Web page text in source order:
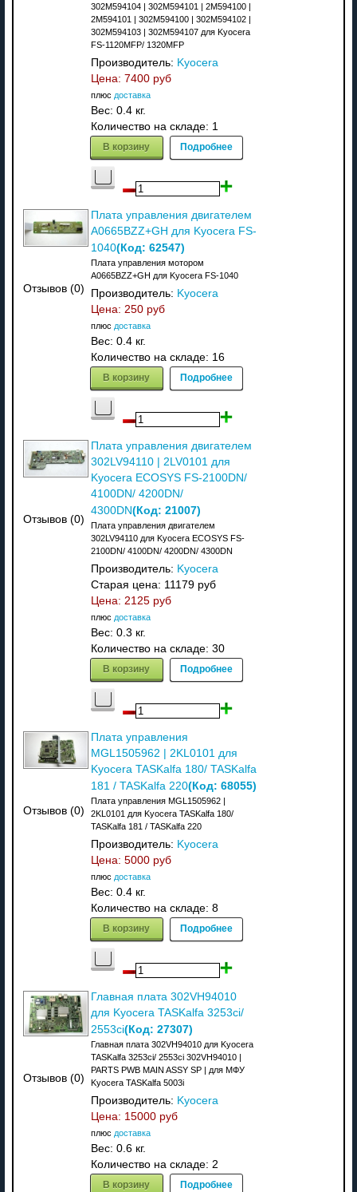
302M594104 | 302M594101 | 2M594100 |
2M594101 | 302M594100 | 302M594102 |
302M594103 | 302M594107 для Kyocera
FS-1120MFP/ 1320MFP
Производитель: Kyocera
Цена: 7400 руб
плюс доставка
Вес: 0.4 кг.
Количество на складе: 1
В корзину Подробнее
Отзывов (0)
Плата управления двигателем
A0665BZZ+GH для Kyocera FS-
1040(Код: 62547)
Плата управления мотором
A0665BZZ+GH для Kyocera FS-1040
Производитель: Kyocera
Цена: 250 руб
плюс доставка
Вес: 0.4 кг.
Количество на складе: 16
В корзину Подробнее
Отзывов (0)
Плата управления двигателем
302LV94110 | 2LV0101 для
Kyocera ECOSYS FS-2100DN/
4100DN/ 4200DN/
4300DN(Код: 21007)
Плата управления двигателем
302LV94110 для Kyocera ECOSYS FS-
2100DN/ 4100DN/ 4200DN/ 4300DN
Производитель: Kyocera
Старая цена: 11179 руб
Цена: 2125 руб
плюс доставка
Вес: 0.3 кг.
Количество на складе: 30
В корзину Подробнее
Отзывов (0)
Плата управления
MGL1505962 | 2KL0101 для
Kyocera TASKalfa 180/​ TASKalfa
181 /​ TASKalfa 220(Код: 68055)
Плата управления MGL1505962 |
2KL0101 для Kyocera TASKalfa 180/​
TASKalfa 181 /​ TASKalfa 220
Производитель: Kyocera
Цена: 5000 руб
плюс доставка
Вес: 0.4 кг.
Количество на складе: 8
В корзину Подробнее
Отзывов (0)
Главная плата 302VH94010
для Kyocera TASKalfa 3253ci/
2553ci(Код: 27307)
Главная плата 302VH94010 для Kyocera
TASKalfa 3253ci/ 2553ci 302VH94010 |
PARTS PWB MAIN ASSY SP | для МФУ
Kyocera TASKalfa 5003i
Производитель: Kyocera
Цена: 15000 руб
плюс доставка
Вес: 0.6 кг.
Количество на складе: 2
В корзину Подробнее